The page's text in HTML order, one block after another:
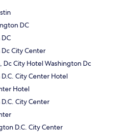
DC
City Center
Dc City Hotel Washington Dc
City Center Hotel
Hotel
City Center
D.C. City Center